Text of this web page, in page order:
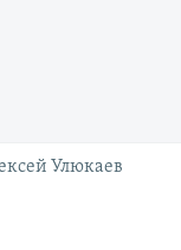
Улюкаев